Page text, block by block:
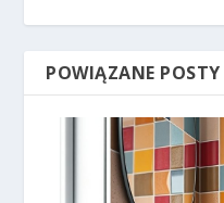
POWIĄZANE POSTY